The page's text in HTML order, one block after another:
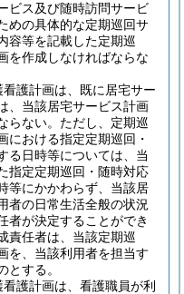
ビス及び随時訪問サービ
めの具体的な定期巡回サ
容等を記載した定期巡
を作成しなければならな
護計画は、既に居宅サー
、当該居宅サービス計画
らない。 ただし、定期巡
における指定定期巡回・
る日時等については、当
指定定期巡回・随時対応
等にかかわらず、当該居
者の日常生活全般の状況
者が決定することができ
責任者は、当該定期巡
を、当該利用者を担当す
とする。
護計画は、看護職員が利